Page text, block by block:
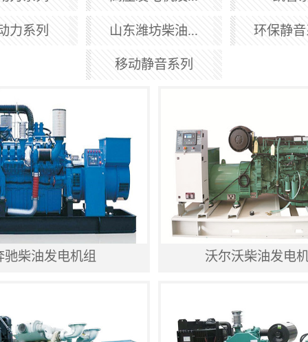
力系列 山东潍坊柴油... 环保静
移动静音系列
驰柴油发电机组 沃尔沃柴油发电